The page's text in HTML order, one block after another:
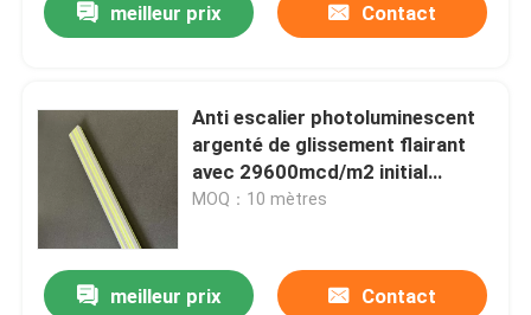
meilleur prix Contact
Anti escalier photoluminescent
argenté de glissement flairant
avec 29600mcd/m2 initial
480minutes 23mcd/m2
MOQ：10 mètres
meilleur prix Contact